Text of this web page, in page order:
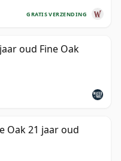
GRATIS VERZENDING
oud Fine Oak
Oak 21 jaar oud